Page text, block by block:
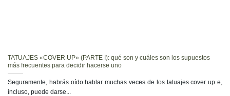
TATUAJES «COVER UP» (PARTE I): qué son y cuáles son los supuestos
más frecuentes para decidir hacerse uno
Seguramente, habrás oído hablar muchas veces de los tatuajes cover up e,
incluso, puede darse...